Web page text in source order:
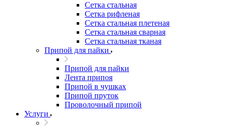
Сетка стальная
Сетка рифленая
Сетка стальная плетеная
Сетка стальная сварная
Сетка стальная тканая
Припой для пайки
Припой для пайки
Лента припоя
Припой в чушках
Припой пруток
Проволочный припой
Услуги